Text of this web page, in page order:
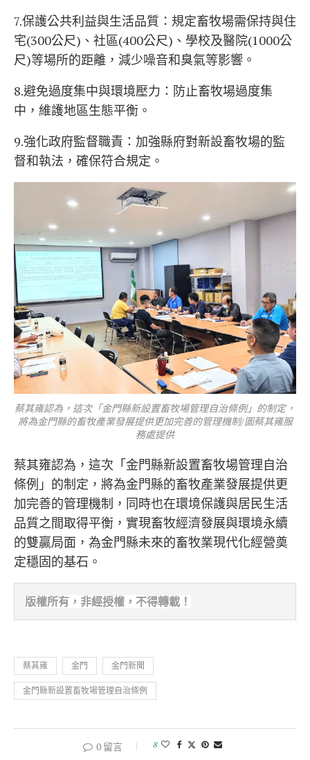
7.保護公共利益與生活品質：規定畜牧場需保持與住
宅(300公尺)、社區(400公尺)、學校及醫院(1000公
尺)等場所的距離，減少噪音和臭氣等影響。
8.避免過度集中與環境壓力：防止畜牧場過度集
中，維護地區生態平衡。
9.強化政府監督職責：加強縣府對新設畜牧場的監
督和執法，確保符合規定。
蔡其雍認為，這次「金門縣新設置畜牧場管理自治條例」的制定，
將為金門縣的畜牧產業發展提供更加完善的管理機制/圖蔡其雍服
務處提供
蔡其雍認為，這次「金門縣新設置畜牧場管理自治
條例」的制定，將為金門縣的畜牧產業發展提供更
加完善的管理機制，同時也在環境保護與居民生活
品質之間取得平衡，實現畜牧經濟發展與環境永續
的雙贏局面，為金門縣未來的畜牧業現代化經營奠
定穩固的基石。
版權所有，非經授權，不得轉載！
蔡其雍 金門 金門新聞
金門縣新設置畜牧場管理自治條例
0 留言 8